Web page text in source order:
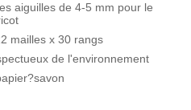
aiguilles de 4-5 mm pour le
mailles x 30 rangs
de l'environnement